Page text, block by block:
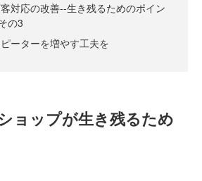
対応の改善‐‐生き残るためのポイン
の3
ピーターを増やす工夫を
ョップが生き残るため